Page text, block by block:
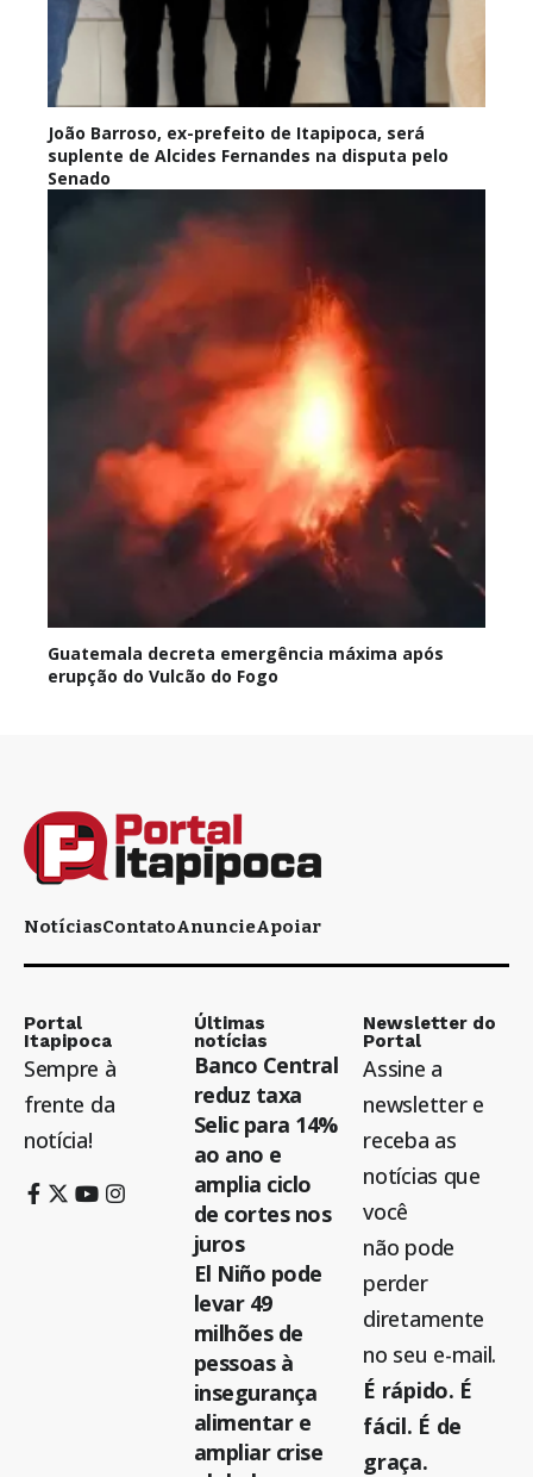
João Barroso, ex-prefeito de Itapipoca, será
suplente de Alcides Fernandes na disputa pelo
Senado
Guatemala decreta emergência máxima após
erupção do Vulcão do Fogo
NotíciasContatoAnuncieApoiar
Portal
Itapipoca
Sempre à
frente da
notícia!
Últimas
notícias
Banco Central
reduz taxa
Selic para 14%
ao ano e
amplia ciclo
de cortes nos
juros
El Niño pode
levar 49
milhões de
pessoas à
insegurança
alimentar e
ampliar crise
Newsletter do
Portal
Assine a
newsletter e
receba as
notícias que
você
não pode
perder
diretamente
no seu e-mail.
É rápido. É
fácil. É de
graça.